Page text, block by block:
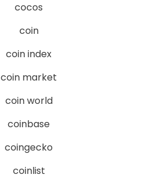
cocos
coin
coin index
coin market
coin world
coinbase
coingecko
coinlist